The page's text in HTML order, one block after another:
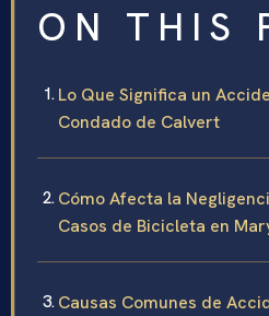
ON THIS
Lo Que Significa un
Condado de Calvert
Cómo Afecta la
Casos de Bicicleta en
Causas Comunes de